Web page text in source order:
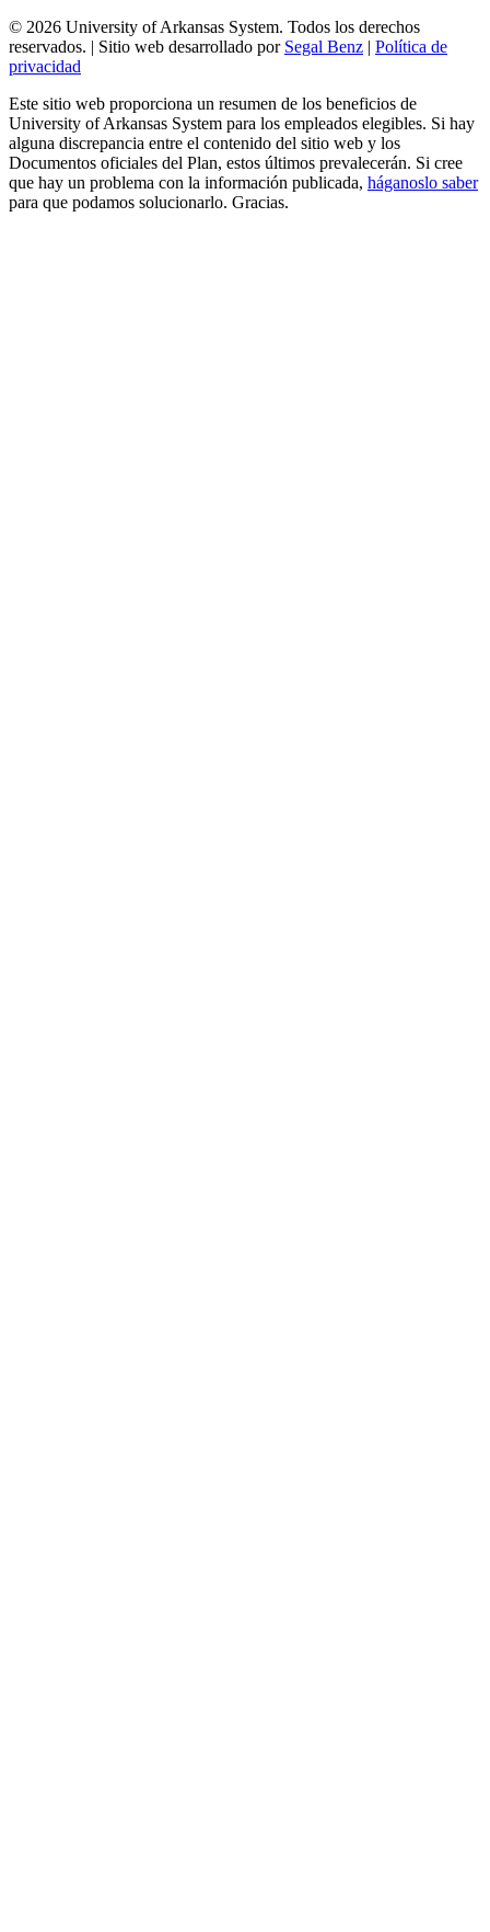
© 2026 University of Arkansas System. Todos los derechos
reservados. | Sitio web desarrollado por Segal Benz | Política de
privacidad
Este sitio web proporciona un resumen de los beneficios de
University of Arkansas System para los empleados elegibles. Si hay
alguna discrepancia entre el contenido del sitio web y los
Documentos oficiales del Plan, estos últimos prevalecerán. Si cree
que hay un problema con la información publicada, háganoslo saber
para que podamos solucionarlo. Gracias.